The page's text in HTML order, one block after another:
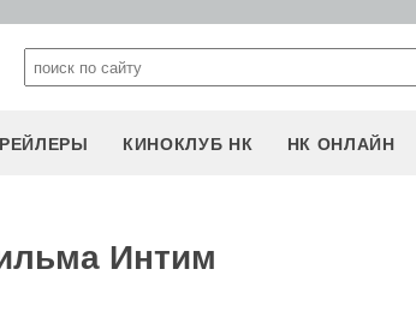
КИНОКЛУБ НК НК ОНЛАЙН
Интим